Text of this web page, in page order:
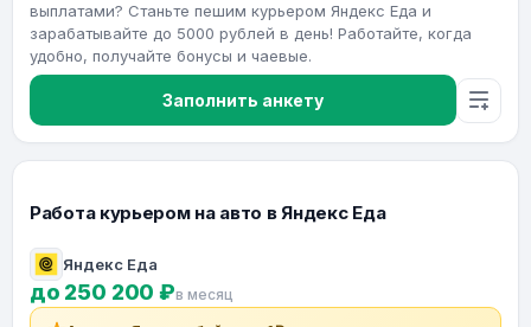
выплатами? Станьте пешим курьером Яндекс Еда и
зарабатывайте до 5000 рублей в день! Работайте, когда
удобно, получайте бонусы и чаевые.
Заполнить анкету
Работа курьером на авто в Яндекс Еда
Яндекс Еда
до 250 200 ₽в месяц